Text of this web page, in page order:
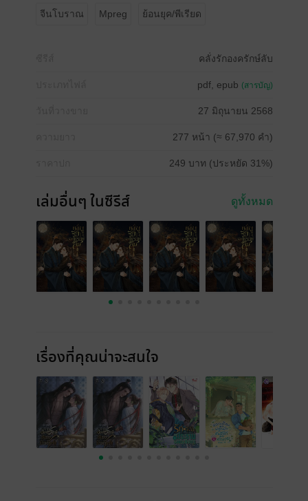
จีนโบราณ Mpreg ย้อนยุค/พีเรียด
คลั่งรักองครักษ์ลับ
pdf, epub (สารบัญ)
27 มิถุนายน 2568
277 หน้า (≈ 67,970 คำ)
249 บาท (ประหยัด 31%)
เล่มอื่นๆ ในซีรีส์ ดูทั้งหมด
เรื่องที่คุณน่าจะสนใจ